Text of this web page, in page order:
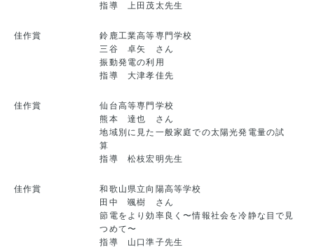
指導 上田茂太先生
佳作賞
鈴鹿工業高等専門学校
三谷 卓矢 さん
振動発電の利用
指導 大津孝佳先
佳作賞
仙台高等専門学校
熊本 達也 さん
地域別に見た一般家庭での太陽光発電量の試
算
指導 松枝宏明先生
佳作賞
和歌山県立向陽高等学校
田中 颯樹 さん
節電をより効率良く〜情報社会を冷静な目で見
つめて〜
指導 山口準子先生